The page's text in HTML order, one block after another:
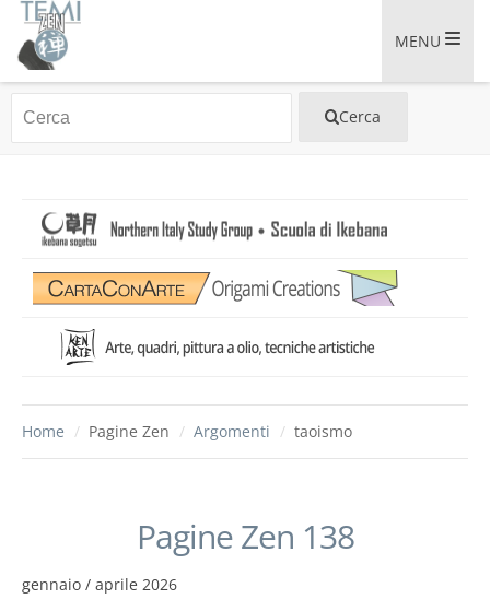
MENU
Home / Pagine Zen / Argomenti / taoismo
Pagine Zen 138
gennaio / aprile 2026